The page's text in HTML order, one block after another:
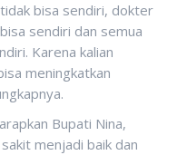
bisa sendiri, dokter
sendiri dan semua
Karena kalian
meningkatkan
Bupati Nina,
menjadi baik dan